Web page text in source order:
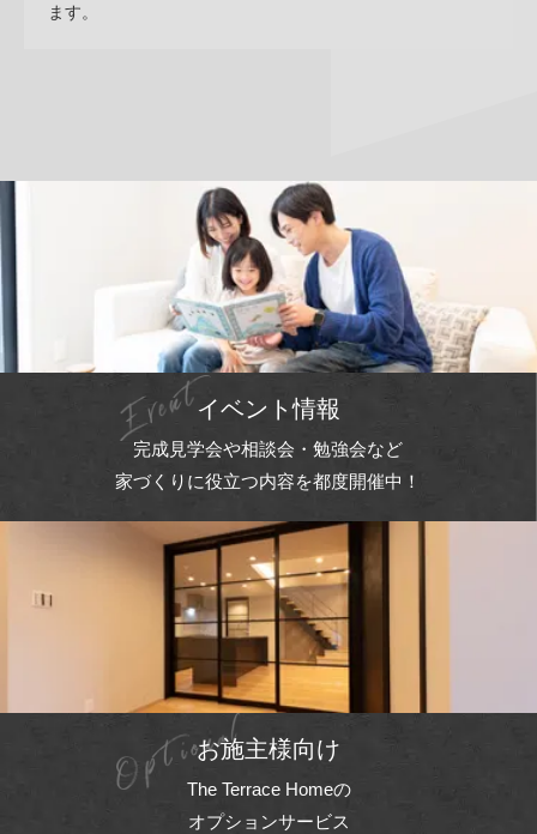
ます。
イベント情報
完成見学会や相談会・勉強会など
家づくりに役立つ内容を都度開催中！
お施主様向け
The Terrace Homeの
オプションサービス